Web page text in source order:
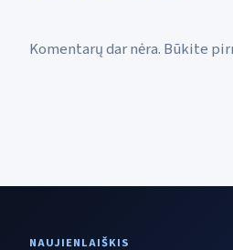
Komentarų dar nėra. Būkite
NAUJIENLAIŠKIS